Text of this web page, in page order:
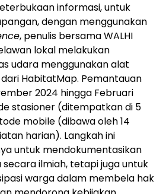
informasi, untuk
dengan menggunakan
, penulis bersama WALHI
lokal melakukan
udara menggunakan alat
HabitatMap. Pemantauan
2024 hingga Februari
stasioner (ditempatkan di 5
mobile (dibawa oleh 14
harian). Langkah ini
untuk mendokumentasikan
ilmiah, tetapi juga untuk
warga dalam membela hak